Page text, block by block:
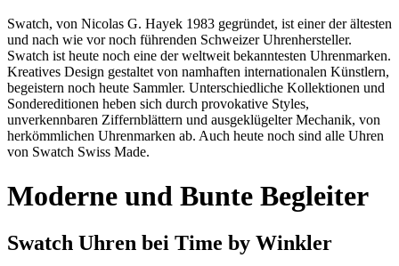
Swatch, von Nicolas G. Hayek 1983 gegründet, ist einer der ältesten
und nach wie vor noch führenden Schweizer Uhrenhersteller.
Swatch ist heute noch eine der weltweit bekanntesten Uhrenmarken.
Kreatives Design gestaltet von namhaften internationalen Künstlern,
begeistern noch heute Sammler. Unterschiedliche Kollektionen und
Sondereditionen heben sich durch provokative Styles,
unverkennbaren Ziffernblättern und ausgeklügelter Mechanik, von
herkömmlichen Uhrenmarken ab. Auch heute noch sind alle Uhren
von Swatch Swiss Made.
Moderne und Bunte Begleiter
Swatch Uhren bei Time by Winkler